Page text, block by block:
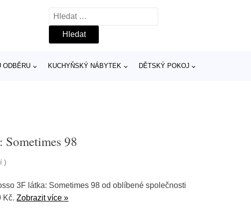
Vyhledávání
ODBĚRU KUCHYŇSKÝ NÁBYTEK DĚTSKÝ POKOJ
Sometimes 98
)
3F látka: Sometimes 98 od oblíbené společnosti
Kč.Zobrazit více »